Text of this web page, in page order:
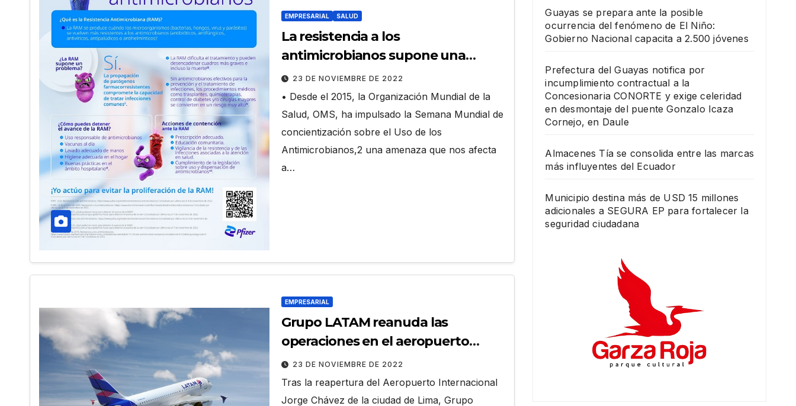
EMPRESARIAL SALUD
La resistencia a los
antimicrobianos supone una
amenaza cada vez mayor para la
salud pública mundial1
23 DE NOVIEMBRE DE 2022
• Desde el 2015, la Organización Mundial de la
Salud, OMS, ha impulsado la Semana Mundial de
concientización sobre el Uso de los
Antimicrobianos,2 una amenaza que nos afecta
a…
EMPRESARIAL
Grupo LATAM reanuda las
operaciones en el aeropuerto
internacional de Lima
23 DE NOVIEMBRE DE 2022
Tras la reapertura del Aeropuerto Internacional
Jorge Chávez de la ciudad de Lima, Grupo
Guayas se prepara ante la posible
ocurrencia del fenómeno de El Niño:
Gobierno Nacional capacita a 2.500 jóvenes
Prefectura del Guayas notifica por
incumplimiento contractual a la
Concesionaria CONORTE y exige celeridad
en desmontaje del puente Gonzalo Icaza
Cornejo, en Daule
Almacenes Tía se consolida entre las marcas
más influyentes del Ecuador
Municipio destina más de USD 15 millones
adicionales a SEGURA EP para fortalecer la
seguridad ciudadana